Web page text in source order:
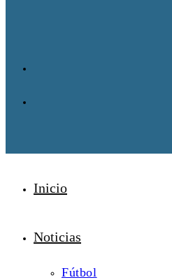
Inicio
Noticias
Fútbol